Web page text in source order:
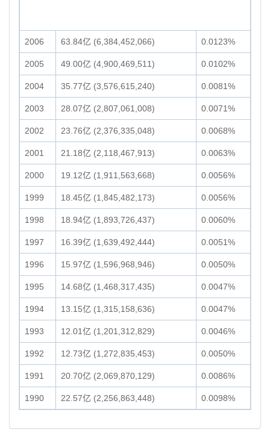
2006 63.84亿 (6,384,452,066) 0.0123%
2005 49.00亿 (4,900,469,511) 0.0102%
2004 35.77亿 (3,576,615,240) 0.0081%
2003 28.07亿 (2,807,061,008) 0.0071%
2002 23.76亿 (2,376,335,048) 0.0068%
2001 21.18亿 (2,118,467,913) 0.0063%
2000 19.12亿 (1,911,563,668) 0.0056%
1999 18.45亿 (1,845,482,173) 0.0056%
1998 18.94亿 (1,893,726,437) 0.0060%
1997 16.39亿 (1,639,492,444) 0.0051%
1996 15.97亿 (1,596,968,946) 0.0050%
1995 14.68亿 (1,468,317,435) 0.0047%
1994 13.15亿 (1,315,158,636) 0.0047%
1993 12.01亿 (1,201,312,829) 0.0046%
1992 12.73亿 (1,272,835,453) 0.0050%
1991 20.70亿 (2,069,870,129) 0.0086%
1990 22.57亿 (2,256,863,448) 0.0098%